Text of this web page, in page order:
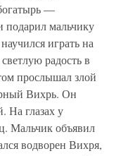
—
подарил мальчику
играть на
радость в
прослышал злой
Вихрь. Он
На глазах у
Мальчик объявил
водворен Вихря,